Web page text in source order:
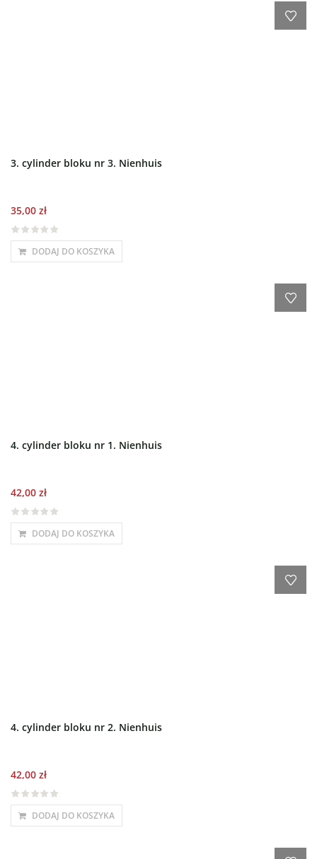
3. cylinder bloku nr 3. Nienhuis
35,00 zł
DODAJ DO KOSZYKA
4. cylinder bloku nr 1. Nienhuis
42,00 zł
DODAJ DO KOSZYKA
4. cylinder bloku nr 2. Nienhuis
42,00 zł
DODAJ DO KOSZYKA